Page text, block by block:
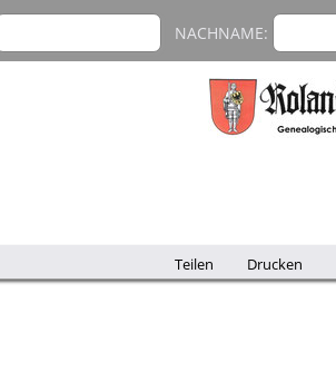
NACHNAME:
Teilen Drucken